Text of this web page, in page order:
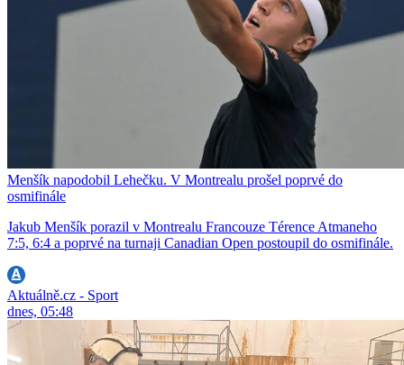
Menšík napodobil Lehečku. V Montrealu prošel poprvé do
osmifinále
Jakub Menšík porazil v Montrealu Francouze Térence Atmaneho
7:5, 6:4 a poprvé na turnaji Canadian Open postoupil do osmifinále.
Aktuálně.cz - Sport
dnes, 05:48